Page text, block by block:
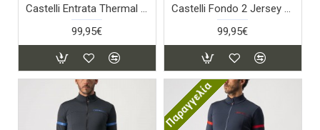
Castelli Entrata Thermal Jersey
99,95€
Castelli Fondo 2 Jersey FZ
99,95€
Παραγγελία